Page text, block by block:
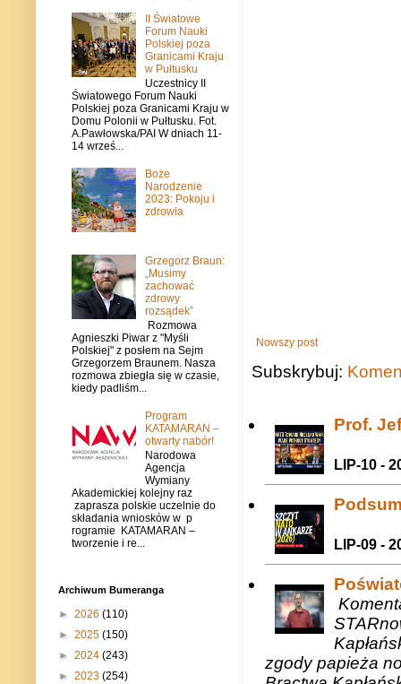
Nowszy post
Subskrybuj:
Prof.
LIP-10 -
LIP-09 -
zgody papieża
II Światowe
Forum Nauki
Polskiej poza
Granicami Kraju
w Pułtusku
Uczestnicy II
Światowego Forum Nauki
Polskiej poza Granicami Kraju w
Domu Polonii w Pułtusku. Fot.
A.Pawłowska/PAI W dniach 11-
14 wrześ...
Boże
Narodzenie
2023: Pokoju i
zdrowia
Grzegorz Braun:
„Musimy
zachować
zdrowy
rozsądek”
Rozmowa
Agnieszki Piwar z "Myśli
Polskiej" z posłem na Sejm
Grzegorzem Braunem. Nasza
rozmowa zbiegła się w czasie,
kiedy padliśm...
Program
KATAMARAN –
otwarty nabór!
Narodowa
Agencja
Wymiany
Akademickiej kolejny raz
zaprasza polskie uczelnie do
składania wniosków w p
rogramie KATAMARAN –
tworzenie i re...
Archiwum Bumeranga
► 2026 (110)
► 2025 (150)
► 2024 (243)
► 2023 (254)